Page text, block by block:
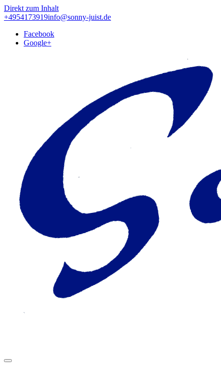
Direkt zum Inhalt
+4954173919info@sonny-juist.de
Facebook
Google+